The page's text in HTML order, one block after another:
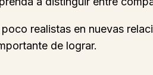
realistas en nuevas
de lograr.